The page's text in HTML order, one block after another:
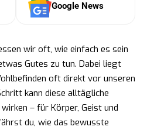
Google News
wir oft, wie einfach es sein
Gutes zu tun. Dabei liegt
oft direkt vor unseren
kann diese alltägliche
– für Körper, Geist und
du, wie das bewusste